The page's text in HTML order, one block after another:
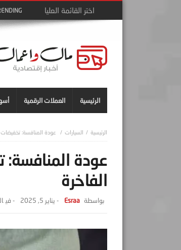
الرئيسية العملات الرقمية
السيارات عودة المنافسة: تخفيضات
عودة المنافسة:
الفاخرة
Esraa
- يناير 5, 2025 - ‎في